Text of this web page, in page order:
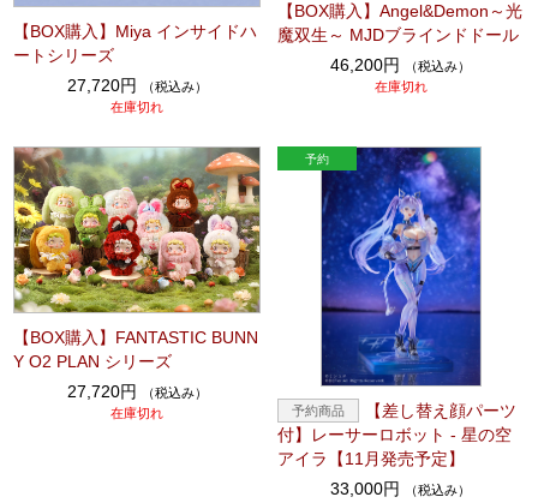
【BOX購入】Miya インサイドハ
ートシリーズ
27,720円
（税込み）
在庫切れ
【BOX購入】Angel&Demon～光
魔双生～ MJDブラインドドール
46,200円
（税込み）
在庫切れ
【BOX購入】FANTASTIC BUNN
Y O2 PLAN シリーズ
27,720円
（税込み）
在庫切れ
【差し替え顔パーツ
付】レーサーロボット - 星の空
アイラ【11月発売予定】
33,000円
（税込み）